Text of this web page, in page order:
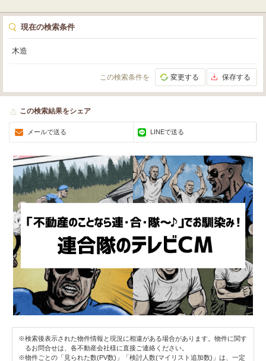
現在の検索条件
木造
この検索条件を 変更する 保存する
この検索結果をシェア
メールで送る LINEで送る
※検索後表示された物件情報と現況に相違がある場合があります。物件に関す
るお問合せは、各不動産会社様に直接ご連絡ください。
※物件ごとの「見られた数(PV数)」「検討人数(マイリスト追加数)」は、一定